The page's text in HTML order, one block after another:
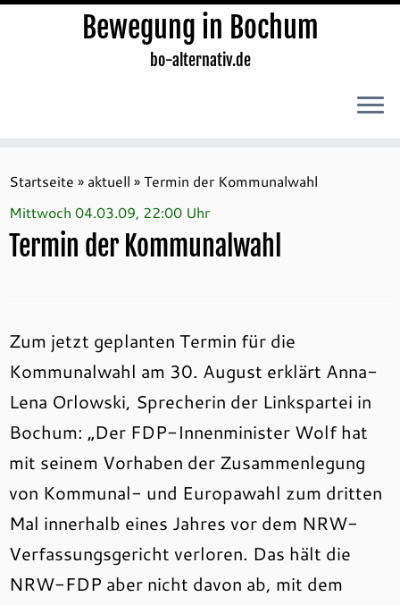
Inhalt
springen
Bewegung in Bochum
bo-alternativ.de
Startseite » aktuell »Termin der Kommunalwahl
Mittwoch 04.03.09, 22:00 Uhr
Termin der Kommunalwahl
Zum jetzt geplanten Termin für die
Kommunalwahl am 30. August erklärt Anna-
Lena Orlowski, Sprecherin der Linkspartei in
Bochum: „Der FDP-Innenminister Wolf hat
mit seinem Vorhaben der Zusammenlegung
von Kommunal- und Europawahl zum dritten
Mal innerhalb eines Jahres vor dem NRW-
Verfassungsgericht verloren. Das hält die
NRW-FDP aber nicht davon ab, mit dem